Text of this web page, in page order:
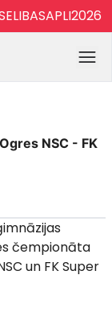
NSC - FK
čempionāta
un FK Super